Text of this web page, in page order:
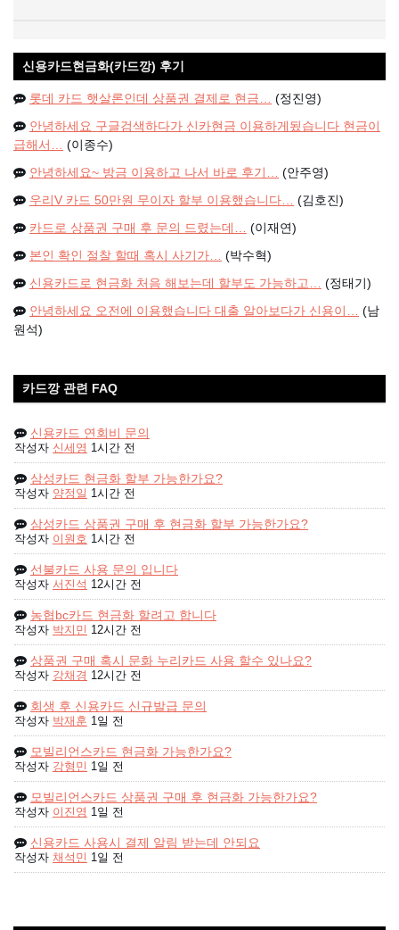
신용카드현금화(카드깡) 후기
롯데 카드 햇살론인데 상품권 결제로 현금… (정진영)
안녕하세요 구글검색하다가 신카현금 이용하게됬습니다 현금이
급해서… (이종수)
안녕하세요~ 방금 이용하고 나서 바로 후기… (안주영)
우리V 카드 50만원 무이자 할부 이용했습니다… (김호진)
카드로 상품권 구매 후 문의 드렸는데… (이재연)
본인 확인 절찰 할때 혹시 사기가… (박수혁)
신용카드로 현금화 처음 해보는데 할부도 가능하고… (정태기)
안녕하세요 오전에 이용했습니다 대출 알아보다가 신용이… (남
원석)
카드깡 관련 FAQ
신용카드 연회비 문의
작성자 신세영 1시간 전
삼성카드 현금화 할부 가능한가요?
작성자 양정일 1시간 전
삼성카드 상품권 구매 후 현금화 할부 가능한가요?
작성자 이원호 1시간 전
선불카드 사용 문의 입니다
작성자 서진석 12시간 전
농협bc카드 현금화 할려고 합니다
작성자 박지민 12시간 전
상품권 구매 혹시 문화 누리카드 사용 할수 있나요?
작성자 강채경 12시간 전
회생 후 신용카드 신규발급 문의
작성자 박재훈 1일 전
모빌리언스카드 현금화 가능한가요?
작성자 강형민 1일 전
모빌리언스카드 상품권 구매 후 현금화 가능한가요?
작성자 이진영 1일 전
신용카드 사용시 결제 알림 받는데 안되요
작성자 채석민 1일 전